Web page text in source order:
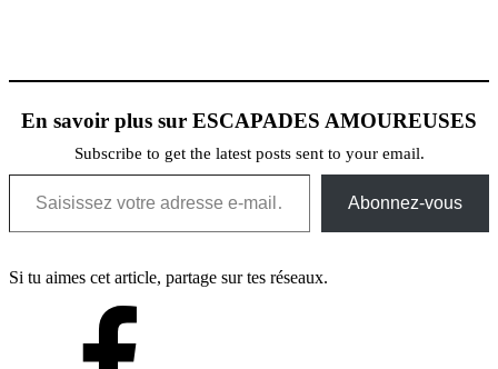
En savoir plus sur ESCAPADES AMOUREUSES
Subscribe to get the latest posts sent to your email.
Saisissez votre adresse e-mail…
Abonnez-vous
Si tu aimes cet article, partage sur tes réseaux.